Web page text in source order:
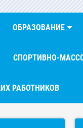
ОБРАЗОВАНИЕ
СПОРТИВНО-
РАБОТНИКОВ